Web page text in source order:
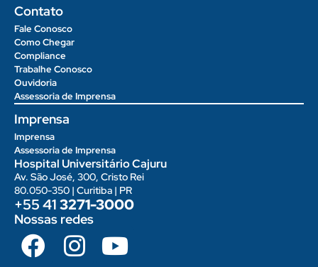
Contato
Fale Conosco
Como Chegar
Compliance
Trabalhe Conosco
Ouvidoria
Assessoria de Imprensa
Imprensa
Imprensa
Assessoria de Imprensa
Hospital Universitário Cajuru
Av. São José, 300, Cristo Rei
80.050-350 | Curitiba | PR
+55 413271-3000
Nossas redes